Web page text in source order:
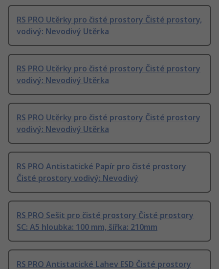
RS PRO Utěrky pro čisté prostory Čisté prostory,
vodivý: Nevodivý Utěrka
RS PRO Utěrky pro čisté prostory Čisté prostory
vodivý: Nevodivý Utěrka
RS PRO Utěrky pro čisté prostory Čisté prostory
vodivý: Nevodivý Utěrka
RS PRO Antistatické Papír pro čisté prostory
Čisté prostory vodivý: Nevodivý
RS PRO Sešit pro čisté prostory Čisté prostory
SC: A5 hloubka: 100 mm, šířka: 210mm
RS PRO Antistatické Lahev ESD Čisté prostory